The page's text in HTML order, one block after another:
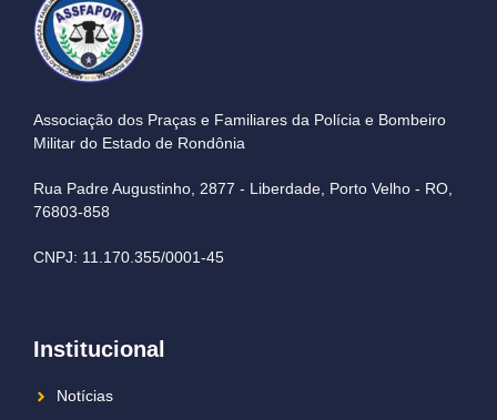
Associação dos Praças e Familiares da Polícia e Bombeiro
Militar do Estado de Rondônia
Rua Padre Augustinho, 2877 - Liberdade, Porto Velho - RO,
76803-858
CNPJ: 11.170.355/0001-45
Institucional
Notícias